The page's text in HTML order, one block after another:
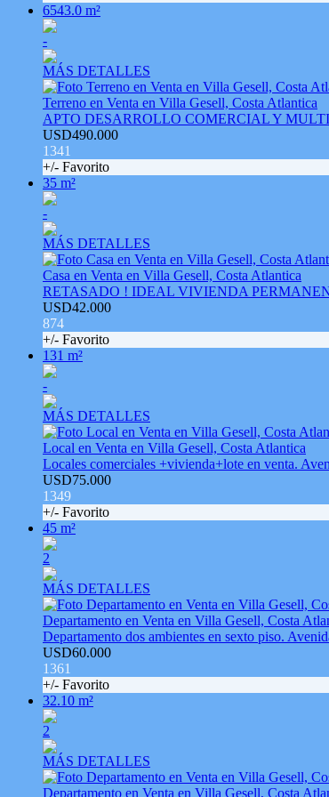
6543.0 m²
-
MÁS DETALLES
Terreno en Venta en Villa Gesell, Costa Atlantica
APTO DESARROLLO COMERCIAL Y
USD490.000
1341
+/- Favorito
35 m²
-
MÁS DETALLES
Casa en Venta en Villa Gesell, Costa Atlantica
RETASADO ! IDEAL VIVIENDA
USD42.000
874
+/- Favorito
131 m²
-
MÁS DETALLES
Local en Venta en Villa Gesell, Costa Atlantica
Locales comerciales +vivienda+lote en venta.
USD75.000
1349
+/- Favorito
45 m²
2
MÁS DETALLES
Departamento en Venta en Villa Gesell, Costa
Departamento dos ambientes en sexto piso.
USD60.000
1361
+/- Favorito
32.10 m²
2
MÁS DETALLES
Departamento en Venta en Villa Gesell, Costa